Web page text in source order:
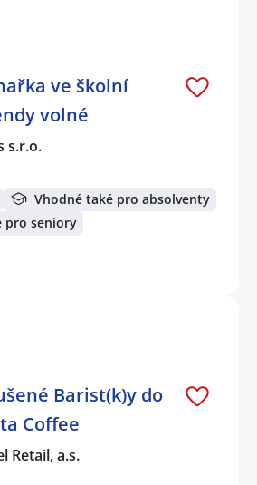
ve školní
volné
s.r.o.
Vhodné také pro absolventy
pro seniory
Barist(k)y do
Coffee
Retail, a.s.